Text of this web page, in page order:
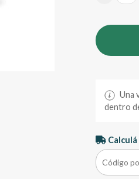
Una
dentro
Calculá